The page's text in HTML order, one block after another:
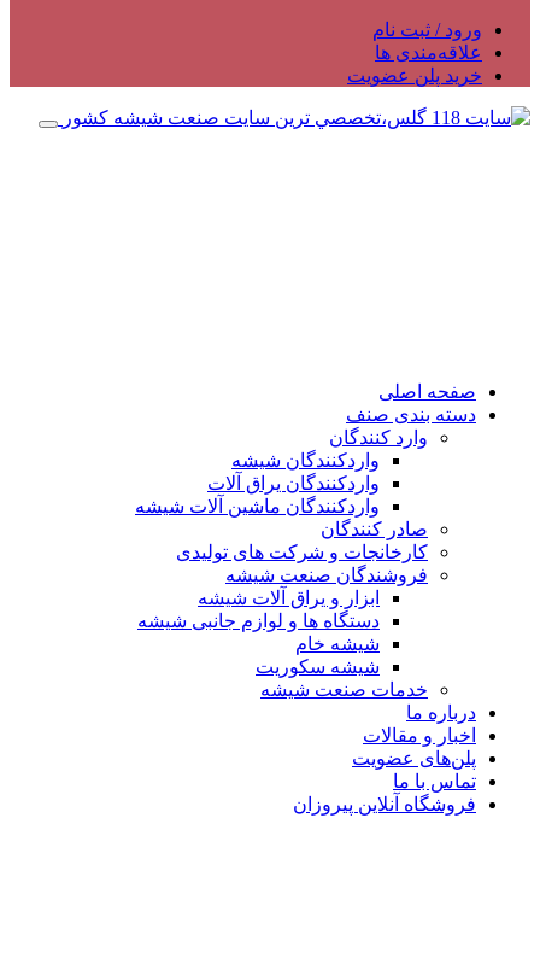
ورود / ثبت نام
علاقه‌مندی ها
خرید پلن عضویت
صفحه اصلی
دسته بندی صنف
وارد کنندگان
واردکنندگان شیشه
واردکنندگان یراق آلات
واردکنندگان ماشین آلات شیشه
صادر کنندگان
کارخانجات و شرکت های تولیدی
فروشندگان صنعت شیشه
ابزار و یراق آلات شیشه
دستگاه ها و لوازم جانبی شیشه
شیشه خام
شیشه سکوریت
خدمات صنعت شیشه
درباره ما
اخبار و مقالات
پلن‌های عضویت
تماس با ما
فروشگاه آنلاین پیروزان